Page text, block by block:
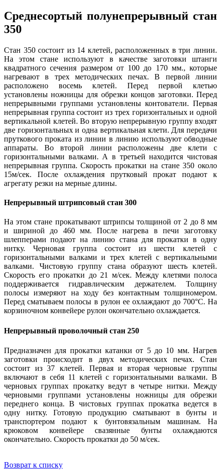
Среднесортый полунепрерывный стан
350
Стан 350 состоит из 14 клетей, расположенных в три линии.
На этом стане используют в качестве заготовки штанги
квадратного сечения размером от 100 до 170 мм., которые
нагревают в трех методических печах. В первой линии
расположено восемь клетей. Перед первой клетью
установлены ножницы для обрезки концов заготовки. Перед
непрерывными группами установлены контователи. Первая
непрерывная группа состоит из трех горизонтальных и одной
вертикальной клетей. Во вторую непрерывную группу входят
две горизонтальных и одна вертикальная клети. Для передачи
пруткового проката из линии в линию используют обводные
аппараты. Во второй линии расположены две клети с
горизонтальными валками. А в третьей находится чистовая
непрерывная группа. Скорость прокатки на стане 350 около
15м/сек. После охлаждения прутковый прокат подают к
агрегату резки на мерные длины.
Непрерывный штрипсовый стан 300
На этом стане прокатывают штрипсы толщиной от 2 до 8 мм
и шириной до 460 мм. После нагрева в печи заготовку
шлепперами подают на линию стана для прокатки в одну
нитку. Черновая группа состоит из шести клетей с
горизонтальными валками и трех клетей с вертикальными
валками. Чистовую группу стана образуют шесть клетей.
Скорость его прокатки до 21 м/сек. Между клетями полоса
поддерживается гидравлическим держателем. Толщину
полосы измеряют на ходу без контактным толщиномером.
Перед сматываем полосы в рулон ее охлаждают до 700°С. На
корзиночном конвейере рулон окончательно охлаждается.
Непрерывный проволочный стан 250
Предназначен для прокатки катанки от 5 до 10 мм. Нагрев
заготовки происходит в двух методических печах. Стан
состоит из 37 клетей. Первая и вторая черновые группы
включают в себя 11 клетей с горизонтальными валками. В
черновых группах прокатку ведут в четыре нитки. Между
черновыми группами установлены ножницы для обрезки
переднего конца. В чистовых группах прокатка ведется в
одну нитку. Готовую продукцию сматывают в бунты и
транспортером подают к бунтовязальным машинам. На
крюковом конвейере свазянные бунты охлаждаются
окончательно. Скорость прокатки до 50 м/сек.
Возврат к списку